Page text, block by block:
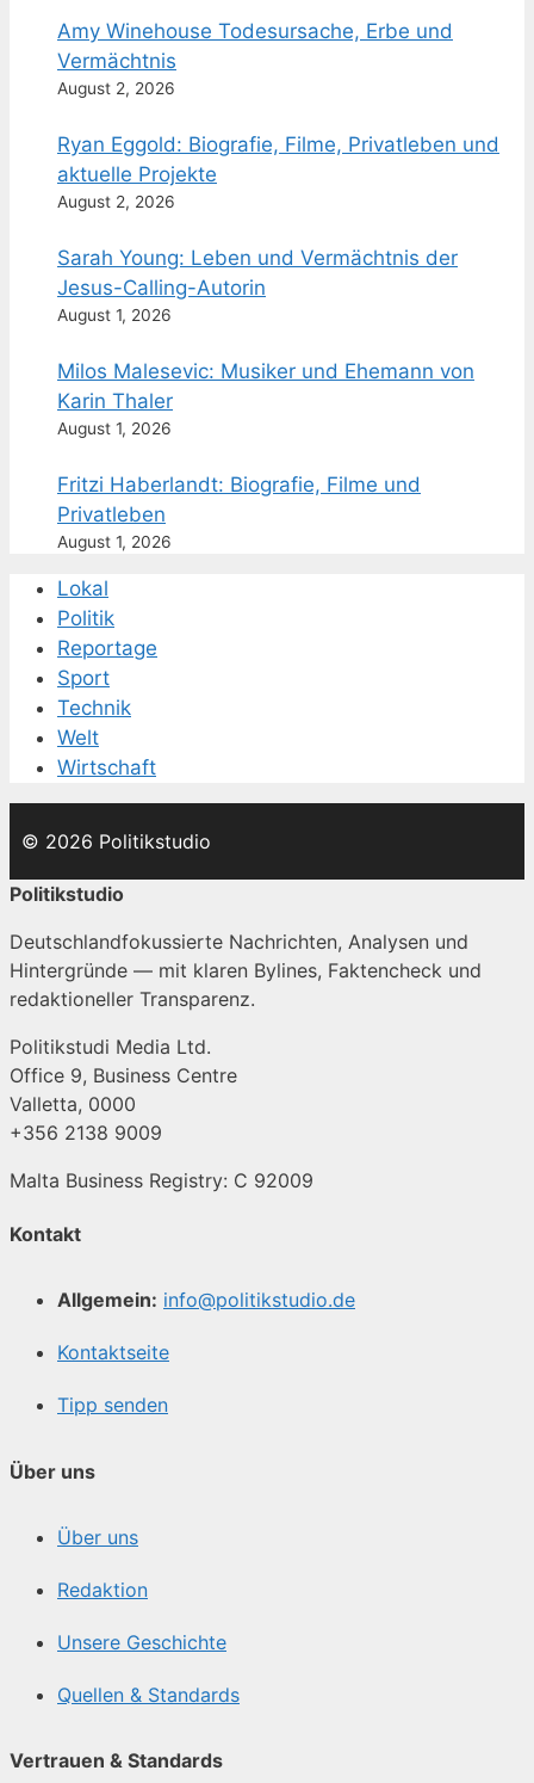
Amy Winehouse Todesursache, Erbe und
Vermächtnis
August 2, 2026
Ryan Eggold: Biografie, Filme, Privatleben und
aktuelle Projekte
August 2, 2026
Sarah Young: Leben und Vermächtnis der
Jesus-Calling-Autorin
August 1, 2026
Milos Malesevic: Musiker und Ehemann von
Karin Thaler
August 1, 2026
Fritzi Haberlandt: Biografie, Filme und
Privatleben
August 1, 2026
Lokal
Politik
Reportage
Sport
Technik
Welt
Wirtschaft
© 2026 Politikstudio
Politikstudio
Deutschlandfokussierte Nachrichten, Analysen und
Hintergründe — mit klaren Bylines, Faktencheck und
redaktioneller Transparenz.
Politikstudi Media Ltd.
Office 9, Business Centre
Valletta, 0000
+356 2138 9009
Malta Business Registry: C 92009
Kontakt
Allgemein: info@politikstudio.de
Kontaktseite
Tipp senden
Über uns
Über uns
Redaktion
Unsere Geschichte
Quellen & Standards
Vertrauen & Standards